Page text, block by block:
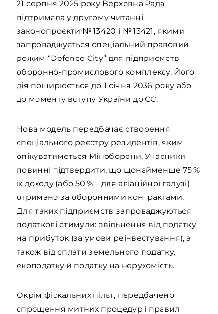
21 серпня 2025 року Верховна Рада
підтримала у другому читанні
законопроєкти № 13420 і № 13421 , якими
запроваджується спеціальний правовий
режим “Defence City” для підприємств
оборонно-промислового комплексу. Його
дія поширюється до 1 січня 2036 року або
до моменту вступу України до ЄС.
Нова модель передбачає створення
спеціального реєстру резидентів, яким
опікуватиметься Міноборони. Учасники
повинні підтвердити, що щонайменше 75 %
їх доходу (або 50 % – для авіаційної галузі)
отримано за оборонними контрактами.
Для таких підприємств запроваджуються
податкові стимули: звільнення від податку
на прибуток (за умови реінвестування), а
також від сплати земельного податку,
екоподатку й податку на нерухомість.
Окрім фіскальних пільг, передбачено
спрощення митних процедур і правил